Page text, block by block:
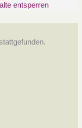
entsperren